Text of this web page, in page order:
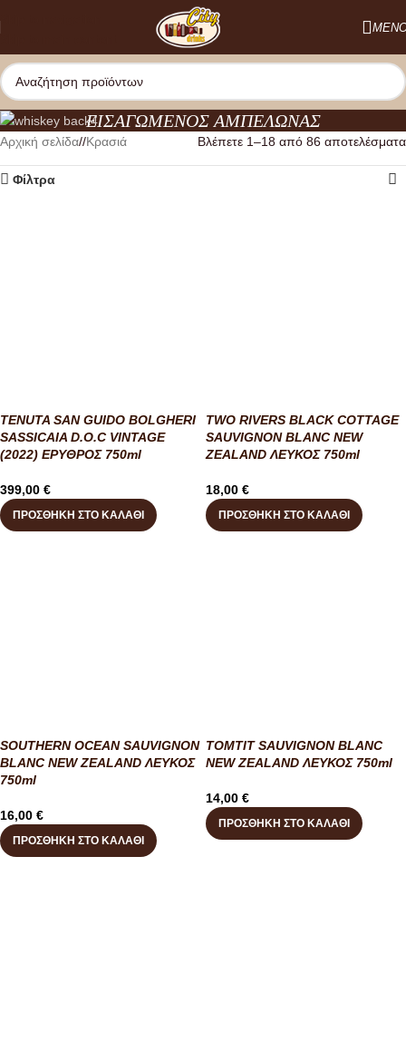
ΕΙΣΑΓΩΜΕΝΟΣ ΑΜΠΕΛΩΝΑΣ
Αρχική σελίδα/ Κρασιά Βλέπετε 1–18 από 86 αποτελέσματα
Φίλτρα
TENUTA SAN GUIDO BOLGHERI
SASSICAIA D.O.C VINTAGE
(2022) ΕΡΥΘΡΟΣ 750ml
399,00 €
ΠΡΟΣΘΉΚΗ ΣΤΟ ΚΑΛΆΘΙ
TWO RIVERS BLACK COTTAGE
SAUVIGNON BLANC NEW
ZEALAND ΛΕΥΚΟΣ 750ml
18,00 €
ΠΡΟΣΘΉΚΗ ΣΤΟ ΚΑΛΆΘΙ
SOUTHERN OCEAN SAUVIGNON
BLANC NEW ZEALAND ΛΕΥΚΟΣ
750ml
16,00 €
ΠΡΟΣΘΉΚΗ ΣΤΟ ΚΑΛΆΘΙ
TOMTIT SAUVIGNON BLANC
NEW ZEALAND ΛΕΥΚΟΣ 750ml
14,00 €
ΠΡΟΣΘΉΚΗ ΣΤΟ ΚΑΛΆΘΙ